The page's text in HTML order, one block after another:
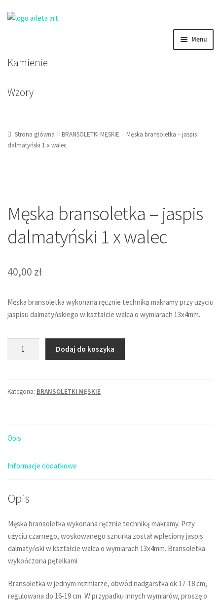
nawigacji
treści
Menu
BRANSOLETKI DAMSKIE
BRANSOLETKI MĘSKIE
KOLCZYKI
Kamienie
Wzory
Strona główna BRANSOLETKI MĘSKIE
Męska bransoletka – jaspis
dalmatyński 1 x walec
Męska bransoletka – jaspis
dalmatyński 1 x walec
40,00 zł
Męska bransoletka wykonana ręcznie techniką makramy przy użyciu
jaspisu dalmatyńskiego w kształcie walca o wymiarach 13x4mm.
jaspis
walec
Dodaj do koszyka
Kategoria: BRANSOLETKI MĘSKIE
Opis
Informacje dodatkowe
Opis
Męska bransoletka wykonana ręcznie techniką makramy. Przy
użyciu czarnego, woskowanego sznurka został wpleciony jaspis
dalmatyński w kształcie walca o wymiarach 13x4mm. Bransoletka
wykończona pętelkami
Bransoletka w jednym rozmiarze, obwód nadgarstka ok 17-18 cm,
regulowana do 16-19 cm. W przypadku innych wymiarów, proszę o